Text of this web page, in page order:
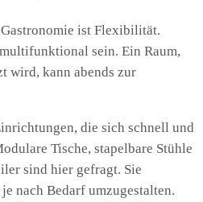
ist Flexibilität.
sein. Ein Raum,
wird, kann abends zur
die sich schnell und
Tische, stapelbare Stühle
sind hier gefragt. Sie
nach Bedarf umzugestalten.